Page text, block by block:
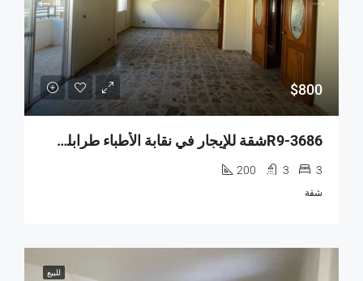
$800
R9-3686شقة للإيجار في نقابة الأطباء طرابلس – 200 م²
3
3
200
شقة
للبيع